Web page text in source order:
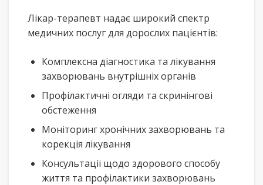
Лікар-терапевт надає широкий спектр
медичних послуг для дорослих пацієнтів:
Комплексна діагностика та лікування
захворювань внутрішніх органів
Профілактичні огляди та скринінгові
обстеження
Моніторинг хронічних захворювань та
корекція лікування
Консультації щодо здорового способу
життя та профілактики захворювань